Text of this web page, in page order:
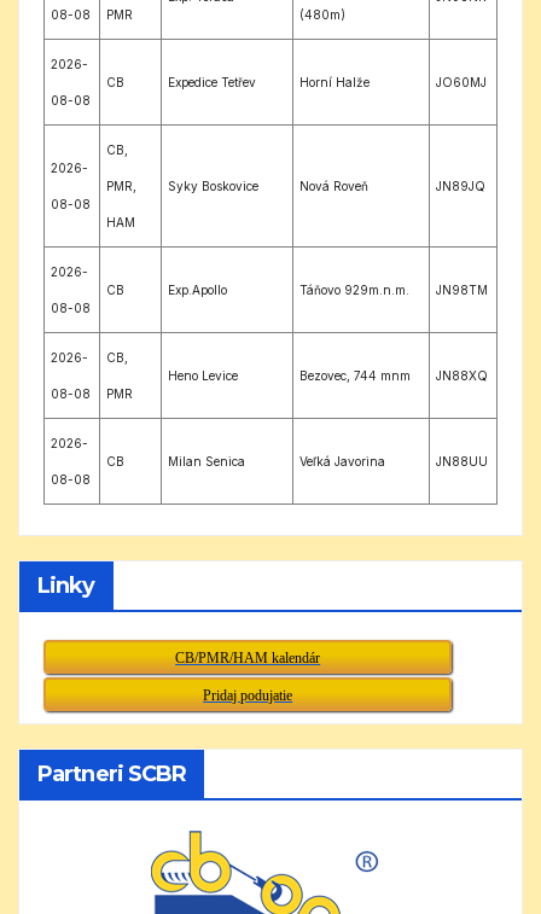
08-08 PMR
(480m)
2026-
08-08
CB Expedice Tetřev Horní Halže JO60MJ
2026-
08-08
CB,
PMR,
HAM
Syky Boskovice Nová Roveň JN89JQ
2026-
08-08
CB Exp.Apollo Táňovo 929m.n.m. JN98TM
2026-
08-08
CB,
PMR
Heno Levice Bezovec, 744 mnm JN88XQ
2026-
08-08
CB Milan Senica Veľká Javorina JN88UU
Linky
CB/PMR/HAM kalendár
Pridaj podujatie
Partneri SCBR